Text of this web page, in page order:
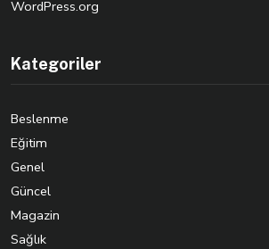
WordPress.org
Kategoriler
Beslenme
Eğitim
Genel
Güncel
Magazin
Sağlık